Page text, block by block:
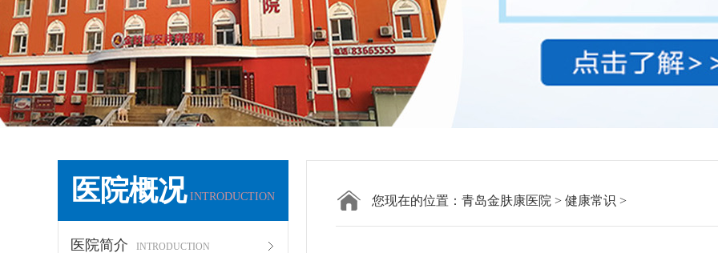
医院概况 INTRODUCTION
医院简介 INTRODUCTION
您现在的位置： 青岛金肤康医院 > 健康常识 >